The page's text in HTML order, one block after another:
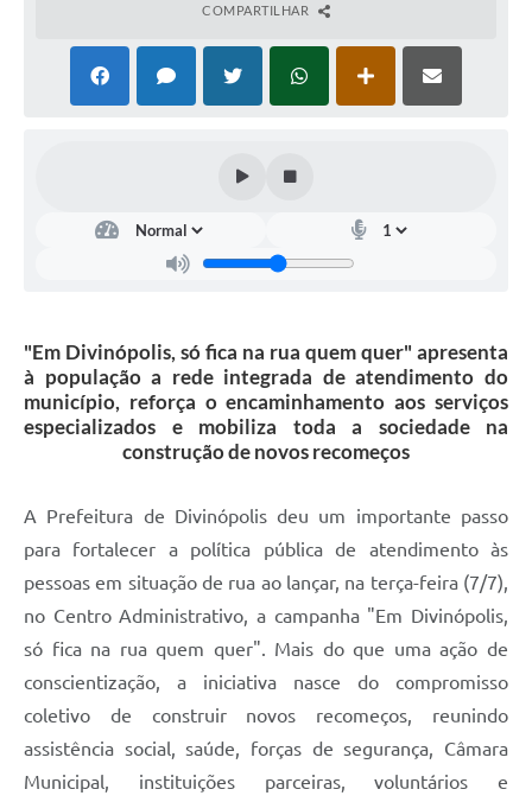
COMPARTILHAR
"Em Divinópolis, só fica na rua quem quer" apresenta
à população a rede integrada de atendimento do
município, reforça o encaminhamento aos serviços
especializados e mobiliza toda a sociedade na
construção de novos recomeços
A Prefeitura de Divinópolis deu um importante passo
para fortalecer a política pública de atendimento às
pessoas em situação de rua ao lançar, na terça-feira (7/7),
no Centro Administrativo, a campanha "Em Divinópolis,
só fica na rua quem quer". Mais do que uma ação de
conscientização, a iniciativa nasce do compromisso
coletivo de construir novos recomeços, reunindo
assistência social, saúde, forças de segurança, Câmara
Municipal, instituições parceiras, voluntários e